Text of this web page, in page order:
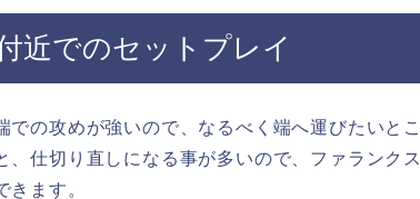
近でのセットプレイ
での攻めが強いので、なるべく端へ運びたいと
、仕切り直しになる事が多いので、ファランク
きます。